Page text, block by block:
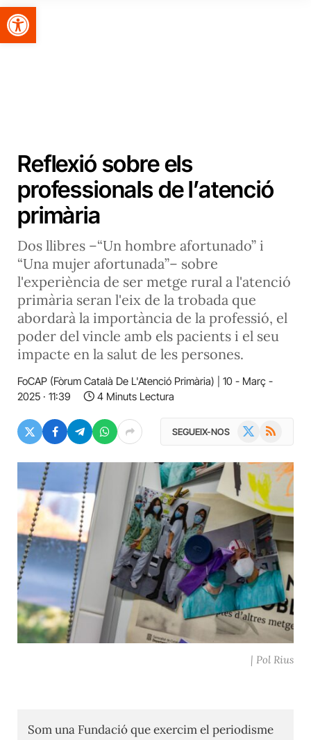
Obre la barra d'eines
Reflexió sobre els
professionals de l’atenció
primària
Dos llibres –“Un hombre afortunado” i
“Una mujer afortunada”– sobre
l'experiència de ser metge rural a l'atenció
primària seran l'eix de la trobada que
abordarà la importància de la professió, el
poder del vincle amb els pacients i el seu
impacte en la salut de les persones.
FoCAP (Fòrum Català De L'Atenció Primària)
10 - Març -
2025 · 11:39
4 Minuts Lectura
SEGUEIX-NOS RSS
| Pol Rius
Som una Fundació que exercim el periodisme